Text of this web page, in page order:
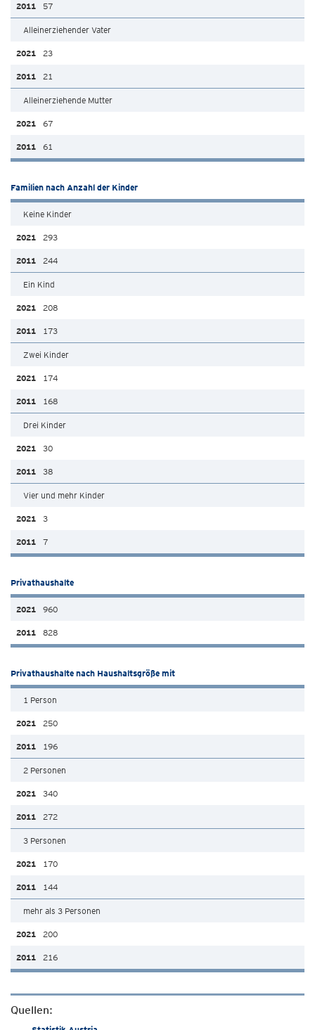
57
Alleinerziehender Vater
23
21
Alleinerziehende Mutter
67
61
Familien nach Anzahl der Kinder
Keine Kinder
293
244
Ein Kind
208
173
Zwei Kinder
174
168
Drei Kinder
30
38
Vier und mehr Kinder
3
7
Privathaushalte
960
828
Privathaushalte nach Haushaltsgröße mit
1 Person
250
196
2 Personen
340
272
3 Personen
170
144
mehr als 3 Personen
200
216
Quellen: